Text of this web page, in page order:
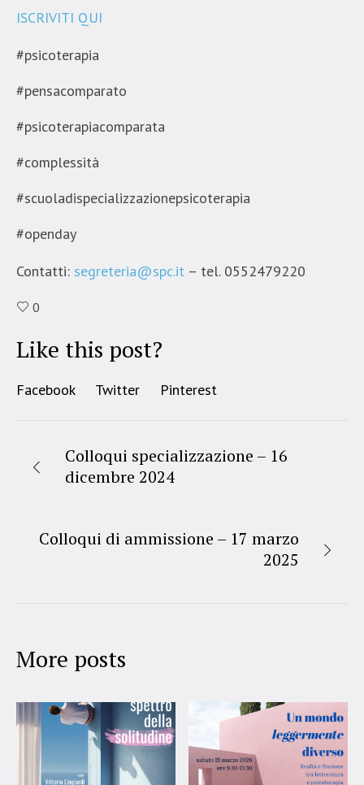
ISCRIVITI QUI
#psicoterapia
#pensacomparato
#psicoterapiacomparata
#complessità
#scuoladispecializzazionepsicoterapia
#openday
Contatti: segreteria@spc.it – tel. 0552479220
0
Like this post?
Facebook Twitter Pinterest
Colloqui specializzazione – 16
dicembre 2024
Colloqui di ammissione – 17 marzo
2025
More posts